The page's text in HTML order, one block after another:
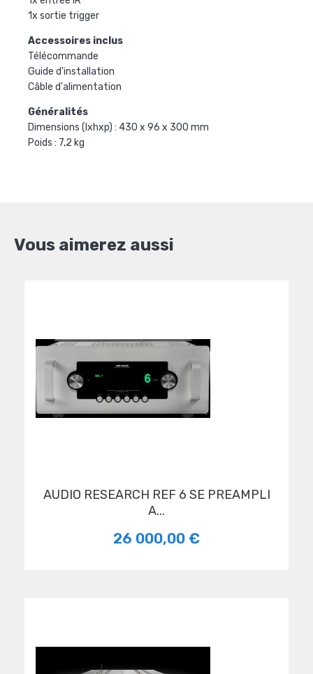
1x sortie trigger
Accessoires inclus
Télécommande
Guide d'installation
Câble d'alimentation
Généralités
Dimensions (lxhxp) : 430 x 96 x 300 mm
Poids : 7,2 kg
Vous aimerez aussi
AUDIO RESEARCH REF 6 SE PREAMPLI
A...
26 000,00 €